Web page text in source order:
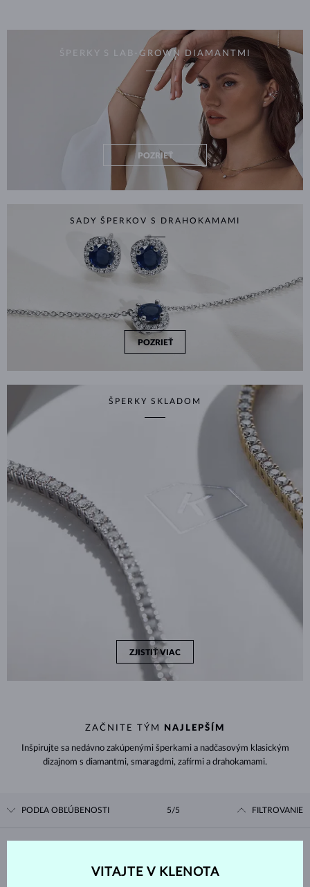
ŠPERKY S LAB-GROWN DIAMANTMI
POZRIEŤ
SADY ŠPERKOV S DRAHOKAMAMI
POZRIEŤ
ŠPERKY SKLADOM
ZJISTIŤ VIAC
ZAČNITE TÝM NAJLEPŠÍM
Inšpirujte sa nedávno zakúpenými šperkami a nadčasovým klasickým
dizajnom s diamantmi, smaragdmi, zafírmi a drahokamami.
PODĽA OBĽÚBENOSTI 5/5 FILTROVANIE
VITAJTE V KLENOTA